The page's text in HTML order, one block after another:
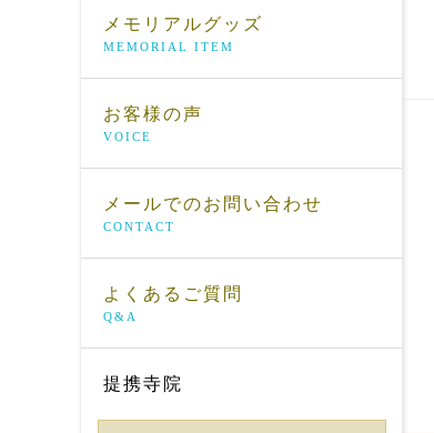
メモリアルグッズ
MEMORIAL ITEM
お客様の声
VOICE
メールでのお問い合わせ
CONTACT
よくあるご質問
Q&A
提携寺院